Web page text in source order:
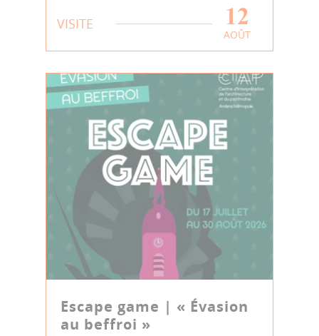
VISITE 12
AOÛT
Escape game | « Évasion
au beffroi »